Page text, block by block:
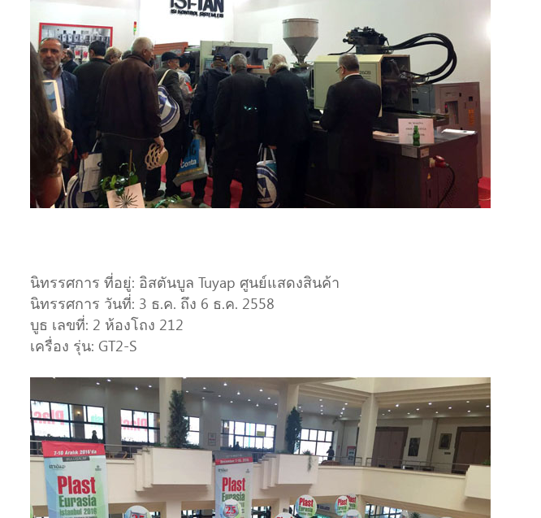
นิทรรศการ ที่อยู่: อิสตันบูล Tuyap ศูนย์แสดงสินค้า
นิทรรศการ วันที่: 3 ธ.ค. ถึง 6 ธ.ค. 2558
บูธ เลขที่: 2 ห้องโถง 212
เครื่อง รุ่น: GT2-S